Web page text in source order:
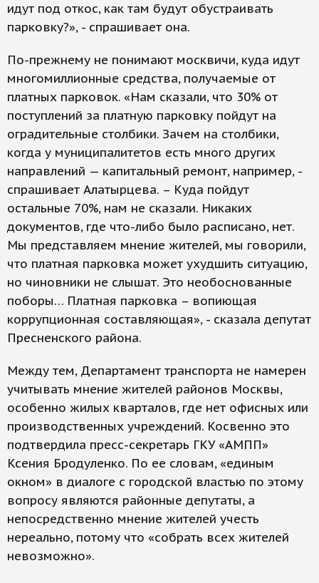
идут под откос, как там будут обустраивать
парковку?», - спрашивает она.
По-прежнему не понимают москвичи, куда идут
многомиллионные средства, получаемые от
платных парковок. «Нам сказали, что 30% от
поступлений за платную парковку пойдут на
оградительные столбики. Зачем на столбики,
когда у муниципалитетов есть много других
направлений — капитальный ремонт, например, -
спрашивает Алатырцева. – Куда пойдут
остальные 70%, нам не сказали. Никаких
документов, где что-либо было расписано, нет.
Мы представляем мнение жителей, мы говорили,
что платная парковка может ухудшить ситуацию,
но чиновники не слышат. Это необоснованные
поборы… Платная парковка – вопиющая
коррупционная составляющая», - сказала депутат
Пресненского района.
Между тем, Департамент транспорта не намерен
учитывать мнение жителей районов Москвы,
особенно жилых кварталов, где нет офисных или
производственных учреждений. Косвенно это
подтвердила пресс-секретарь ГКУ «АМПП»
Ксения Бродуленко. По ее словам, «единым
окном» в диалоге с городской властью по этому
вопросу являются районные депутаты, а
непосредственно мнение жителей учесть
нереально, потому что «собрать всех жителей
невозможно».